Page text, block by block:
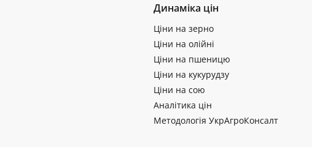
Динаміка цін
Ціни на зерно
Ціни на олійні
Ціни на пшеницю
Ціни на кукурудзу
Ціни на сою
Аналітика цін
Методологія УкрАгроКонсалт